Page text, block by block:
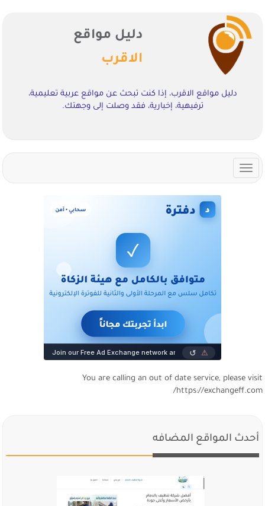
دليل مواقع
الاقرب
دليل مواقع الاقرب، إذا كنت تبحث عن مواقع عربية تعليمية،
ترفيهية، إخبارية، فقد وصلت إلى وجهتك.
Toggle
navigation
You are calling an out of date service, please visit
https://exchangeff.com/
أحدث المواقع المضافه